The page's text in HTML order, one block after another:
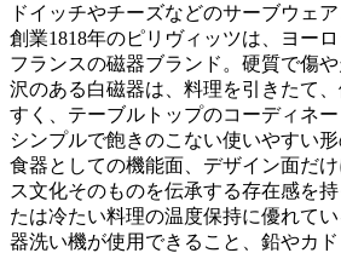
ドイッチやチーズなどのサーブウェア
創業1818年のピリヴィッツは、ヨー
フランスの磁器ブランド。硬質で傷
沢のある白磁器は、料理を引きたて
すく、テーブルトップのコーディネー
シンプルで飽きのこない使いやすい
食器としての機能面、デザイン面だ
ス文化そのものを伝承する存在感を
たは冷たい料理の温度保持に優れて
器洗い機が使用できること、鉛やカ